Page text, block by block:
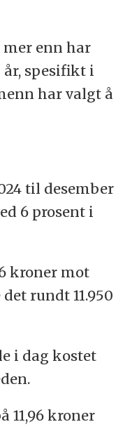
enn har
spesifikt i
har valgt å
til desember
6 prosent i
kroner mot
rundt 11.950
i dag kostet
11,96 kroner